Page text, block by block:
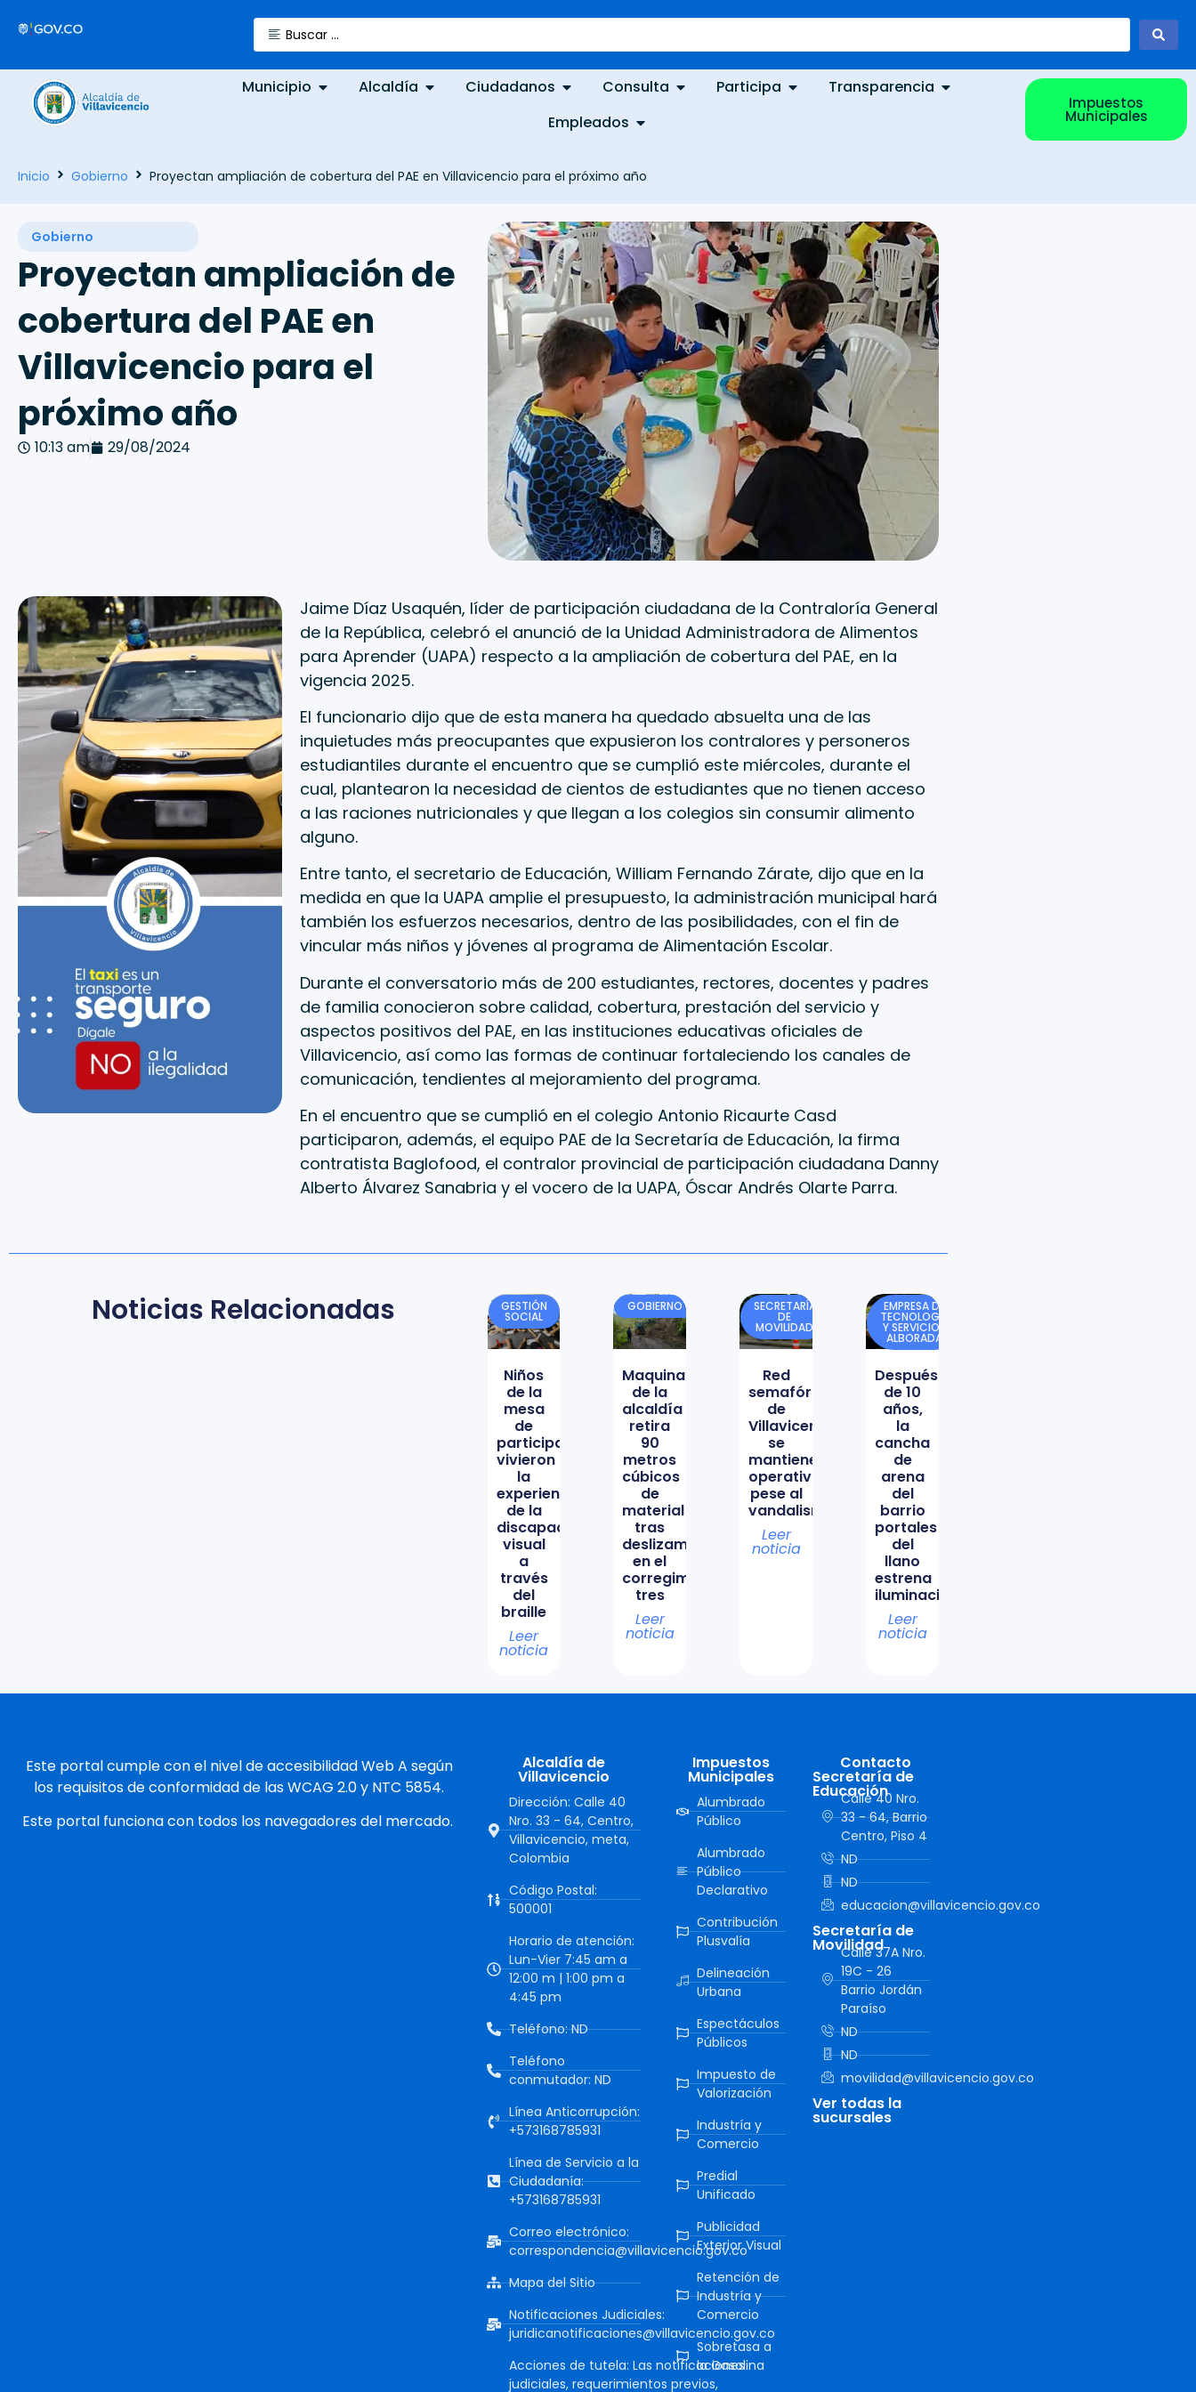
Municipio Alcaldía Ciudadanos Consulta Participa
Transparencia
Empleados
Impuestos
Municipales
Inicio Gobierno Proyectan ampliación de cobertura del PAE en Villavicencio para el próximo año
Gobierno
Proyectan ampliación de
cobertura del PAE en
Villavicencio para el
próximo año
10:13 am 29/08/2024
Jaime Díaz Usaquén, líder de participación ciudadana de la Contraloría General
de la República, celebró el anunció de la Unidad Administradora de Alimentos
para Aprender (UAPA) respecto a la ampliación de cobertura del PAE, en la
vigencia 2025.
El funcionario dijo que de esta manera ha quedado absuelta una de las
inquietudes más preocupantes que expusieron los contralores y personeros
estudiantiles durante el encuentro que se cumplió este miércoles, durante el
cual, plantearon la necesidad de cientos de estudiantes que no tienen acceso
a las raciones nutricionales y que llegan a los colegios sin consumir alimento
alguno.
Entre tanto, el secretario de Educación, William Fernando Zárate, dijo que en la
medida en que la UAPA amplie el presupuesto, la administración municipal hará
también los esfuerzos necesarios, dentro de las posibilidades, con el fin de
vincular más niños y jóvenes al programa de Alimentación Escolar.
Durante el conversatorio más de 200 estudiantes, rectores, docentes y padres
de familia conocieron sobre calidad, cobertura, prestación del servicio y
aspectos positivos del PAE, en las instituciones educativas oficiales de
Villavicencio, así como las formas de continuar fortaleciendo los canales de
comunicación, tendientes al mejoramiento del programa.
En el encuentro que se cumplió en el colegio Antonio Ricaurte Casd
participaron, además, el equipo PAE de la Secretaría de Educación, la firma
contratista Baglofood, el contralor provincial de participación ciudadana Danny
Alberto Álvarez Sanabria y el vocero de la UAPA, Óscar Andrés Olarte Parra.
Noticias Relacionadas GESTIÓN
SOCIAL
Niños
de la
mesa
de
participación
vivieron
la
experiencia
de la
discapacidad
visual
a
través
del
braille
Leer
noticia
GOBIERNO
Maquinaria
de la
alcaldía
retira
90
metros
cúbicos
de
material
tras
deslizamiento
en el
corregimiento
tres
Leer
noticia
SECRETARÍA
DE
MOVILIDAD
Red
semafórica
de
Villavicencio
se
mantiene
operativa
pese al
vandalismo
Leer
noticia
EMPRESA DE
TECNOLOGÍA
Y SERVICIOS
ALBORADA
Después
de 10
años,
la
cancha
de
arena
del
barrio
portales
del
llano
estrena
iluminación
Leer
noticia
Este portal cumple con el nivel de accesibilidad Web A según
los requisitos de conformidad de las WCAG 2.0 y NTC 5854.
Este portal funciona con todos los navegadores del mercado.
Alcaldía de
Villavicencio
Dirección: Calle 40
Nro. 33 - 64, Centro,
Villavicencio, meta,
Colombia
Código Postal:
500001
Horario de atención:
Lun-Vier 7:45 am a
12:00 m | 1:00 pm a
4:45 pm
Teléfono: ND
Teléfono
conmutador: ND
Línea Anticorrupción:
+573168785931
Línea de Servicio a la
Ciudadanía:
+573168785931
Correo electrónico:
correspondencia@villavicencio.gov.co
Mapa del Sitio
Notificaciones Judiciales:
juridicanotificaciones@villavicencio.gov.co
Acciones de tutela: Las notificaciones
judiciales, requerimientos previos,
Impuestos
Municipales
Alumbrado
Público
Alumbrado
Público
Declarativo
Contribución
Plusvalía
Delineación
Urbana
Espectáculos
Públicos
Impuesto de
Valorización
Industría y
Comercio
Predial
Unificado
Publicidad
Exterior Visual
Retención de
Industría y
Comercio
Sobretasa a
la Gasolina
Contacto
Secretaría de
Educación
Calle 40 Nro.
33 - 64, Barrio
Centro, Piso 4
ND
ND
educacion@villavicencio.gov.co
Secretaría de
Movilidad
Calle 37A Nro.
19C - 26
Barrio Jordán
Paraíso
ND
ND
movilidad@villavicencio.gov.co
Ver todas la
sucursales